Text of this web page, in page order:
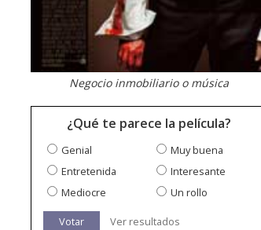
Negocio inmobiliario o música
¿Qué te parece la película?
Genial
Muy buena
Entretenida
Interesante
Mediocre
Un rollo
Votar Ver resultados